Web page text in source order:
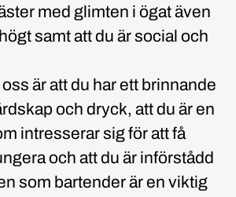
med glimten i ögat även
samt att du är social och
är att du har ett brinnande
och dryck, att du är en
intresserar sig för att få
och att du är införstådd
som bartender är en viktig